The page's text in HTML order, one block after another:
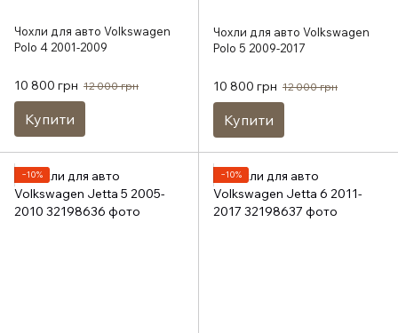
Чохли для авто Volkswagen
Polo 4 2001-2009
10 800 грн 12 000 грн
Купити
Чохли для авто Volkswagen
Polo 5 2009-2017
10 800 грн 12 000 грн
Купити
−10% −10%